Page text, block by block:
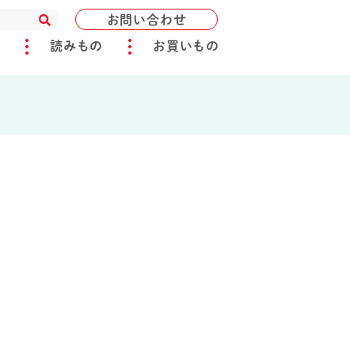
お問い合わせ
読みもの お買いもの